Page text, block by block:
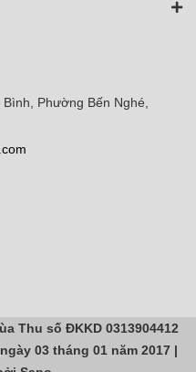
Phường Bến Nghé,
Thu số ĐKKD 0313904412
03 tháng 01 năm 2017 |